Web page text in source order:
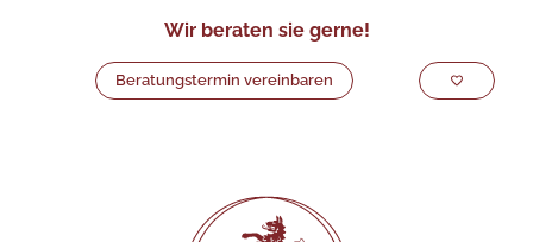
Wir beraten sie gerne!
Beratungstermin vereinbaren